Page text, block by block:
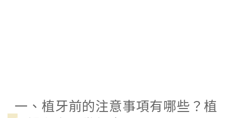
一、植牙前的注意事項有哪些？植